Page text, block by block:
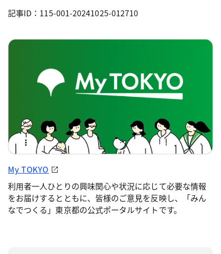
記事ID：115-001-20241025-012710
My TOKYO
利用者一人ひとりの興味関心や状況に応じて必要な情報
をお届けするとともに、皆様のご意見を反映し、「みん
なでつくる」東京都の公式ポータルサイトです。